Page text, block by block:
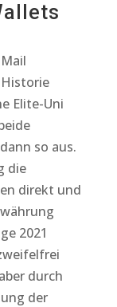
Elite-Uni
so aus.
die
direkt und
2021
durch
der